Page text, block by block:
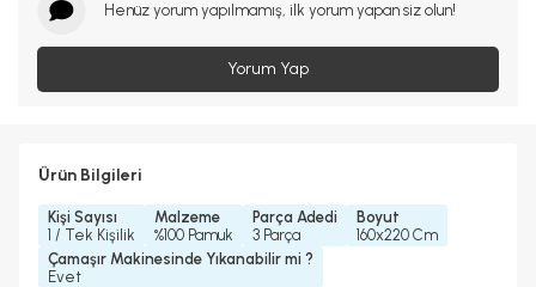
Henüz yorum yapılmamış, ilk yorum yapan siz olun!
Yorum Yap
Ürün Bilgileri
Kişi Sayısı
1 / Tek Kişilik
Malzeme
%100 Pamuk
Parça Adedi
3 Parça
Boyut
160x220 Cm
Çamaşır Makinesinde Yıkanabilir mi ?
Evet